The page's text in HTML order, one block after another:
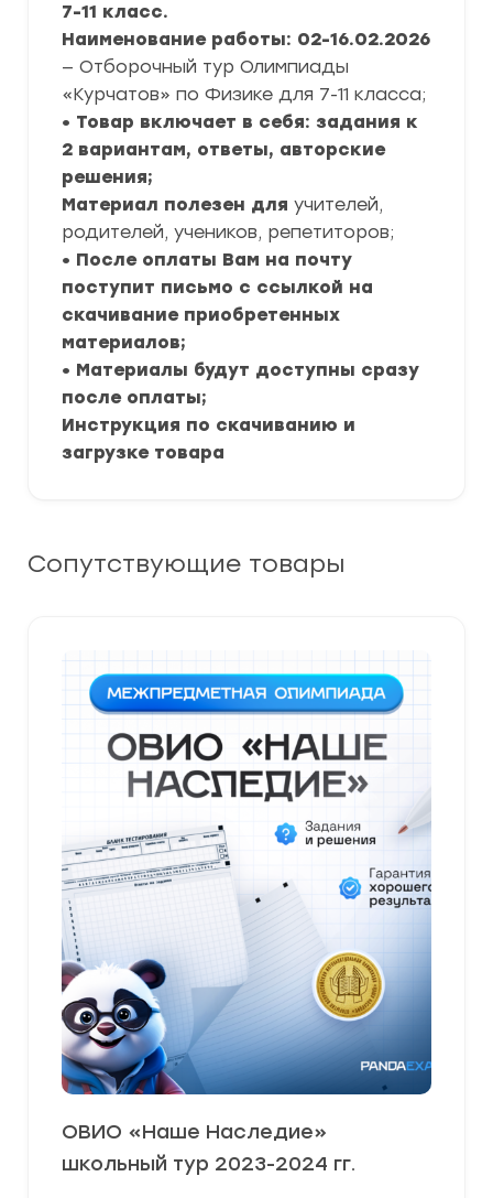
7-11 класс.
Наименование работы: 02-16.02.2026
— Отборочный тур Олимпиады
«Курчатов» по Физике для 7-11 класса;
• Товар включает в себя: задания к
2 вариантам, ответы, авторские
решения;
Материал полезен для учителей,
родителей, учеников, репетиторов;
• После оплаты Вам на почту
поступит письмо с ссылкой на
скачивание приобретенных
материалов;
• Материалы будут доступны сразу
после оплаты;
Инструкция по скачиванию и
загрузке товара
Сопутствующие товары
ОВИО «Наше Наследие»
школьный тур 2023-2024 гг.